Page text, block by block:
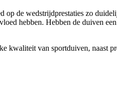
de wedstrijdprestaties zo
hebben. Hebben de duiven
kwaliteit van sportduiven, naast